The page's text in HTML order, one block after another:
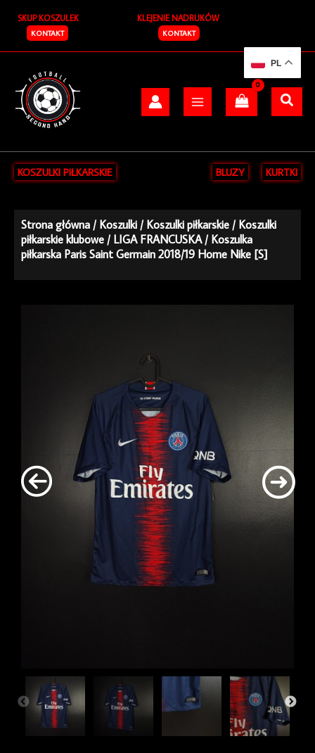
treści
SKUP KOSZULEK
KONTAKT
KLEJENIE NADRUKÓW
KONTAKT
KOSZULKI PIŁKARSKIE BLUZY KURTKI
Strona główna /Koszulki /Koszulki piłkarskie /Koszulki
piłkarskie klubowe /LIGA FRANCUSKA/ Koszulka
piłkarska Paris Saint Germain 2018/19 Home Nike [S]
PL